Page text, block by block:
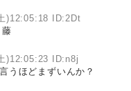
)12:05:18 ID:2Dt
)12:05:23 ID:n8j
うほどまずいんか？